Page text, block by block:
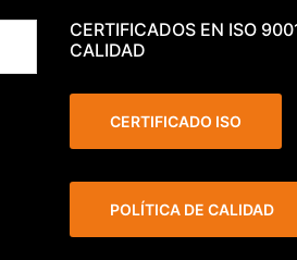
CERTIFICADOS EN ISO
CALIDAD
CERTIFICADO ISO
POLÍTICA DE CALIDAD